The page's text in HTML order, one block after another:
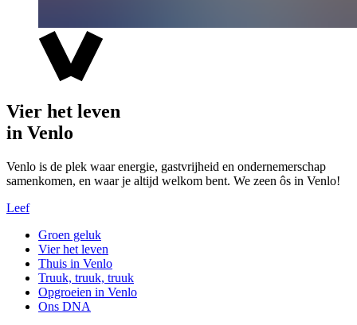
Vier het leven
in Venlo
Venlo is de plek waar energie, gastvrijheid en ondernemerschap
samenkomen, en waar je altijd welkom bent. We zeen ôs in Venlo!
Leef
Groen geluk
Vier het leven
Thuis in Venlo
Truuk, truuk, truuk
Opgroeien in Venlo
Ons DNA